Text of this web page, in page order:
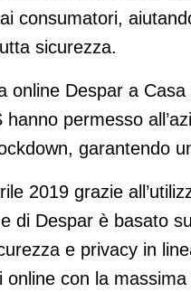
consumatori,
sicurezza.
online Despar a
permesso
garantendo
2019 grazie
di Despar è basato
e privacy in
online con la